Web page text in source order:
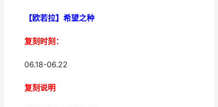
【欧若拉】希望之种
复刻时刻：
06.18-06.22
复刻说明